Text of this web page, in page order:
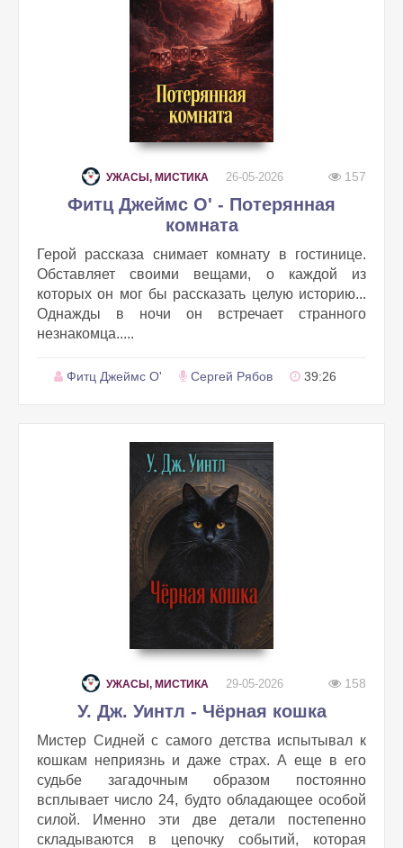
УЖАСЫ, МИСТИКА 26-05-2026 157
Фитц Джеймс О' - Потерянная
комната
Герой рассказа снимает комнату в гостинице.
Обставляет своими вещами, о каждой из
которых он мог бы рассказать целую историю...
Однажды в ночи он встречает странного
незнакомца.....
Фитц Джеймс О' Сергей Рябов 39:26
УЖАСЫ, МИСТИКА 29-05-2026 158
У. Дж. Уинтл - Чёрная кошка
Мистер Сидней с самого детства испытывал к
кошкам неприязнь и даже страх. А еще в его
судьбе загадочным образом постоянно
всплывает число 24, будто обладающее особой
силой. Именно эти две детали постепенно
складываются в цепочку событий, которая